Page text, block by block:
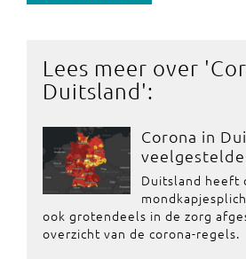
Lees meer over '
Duitsland':
Corona in
Duitsland heeft
ook grotendeels in de zorg
overzicht van de corona-regels.